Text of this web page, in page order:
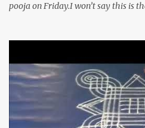
pooja on Friday.I won’t say this is
Lakshmi poojai with Thiruvilakku
kolam,Hridayakamalam kolam
stotram/slokas along with 108
in Tamil.I have tried my best to
u will find it helpful.I have attached